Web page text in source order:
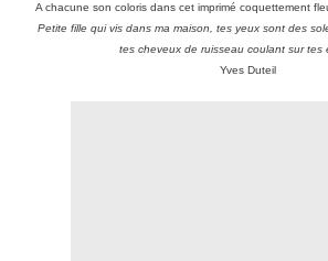
A chacune son coloris dans cet imprimé coquettement
Petite fille qui vis dans ma maison, tes yeux sont des
tes cheveux de ruisseau coulant sur tes
Yves Duteil